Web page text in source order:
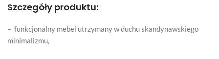
Szczegóły produktu:
– funkcjonalny mebel utrzymany w duchu skandynawskiego
minimalizmu,